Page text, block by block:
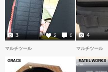
2 0
3 4
マルチツール
GRACE
マルチツール
RATEL WORKS